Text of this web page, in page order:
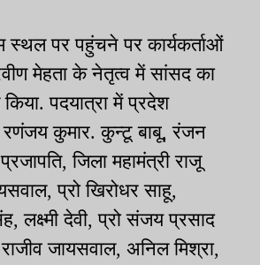
स्थल पर पहुंचने पर कार्यकर्ताओं
मेहता के नेतृत्व में सांसद का
किया. पदयात्रा में प्रदेश
रणंजय कुमार. कुन्टू बाबू, रंजन
जिला महामंत्री राजू
प्रो खिरोधर साहू,
लक्ष्मी देवी, प्रो संजय प्रसाद
जायसवाल, अनिल मिश्रा,